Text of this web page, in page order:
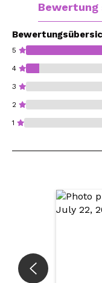
Bewertung
5
4
3
2
1